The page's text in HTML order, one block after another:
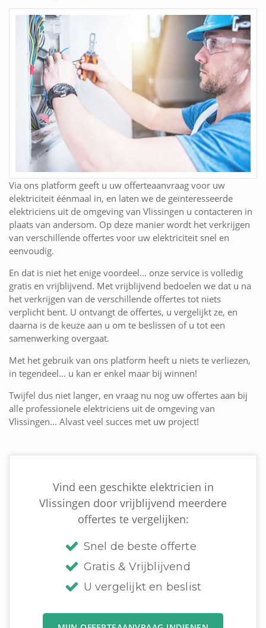
Via ons platform geeft u uw offerteaanvraag voor uw
elektriciteit éénmaal in, en laten we de geïnteresseerde
elektriciens uit de omgeving van Vlissingen u contacteren in
plaats van andersom. Op deze manier wordt het verkrijgen
van verschillende offertes voor uw elektriciteit snel en
eenvoudig.
En dat is niet het enige voordeel... onze service is volledig
gratis en vrijblijvend. Met vrijblijvend bedoelen we dat u na
het verkrijgen van de verschillende offertes tot niets
verplicht bent. U ontvangt de offertes, u vergelijkt ze, en
daarna is de keuze aan u om te beslissen of u tot een
samenwerking overgaat.
Met het gebruik van ons platform heeft u niets te verliezen,
in tegendeel... u kan er enkel maar bij winnen!
Twijfel dus niet langer, en vraag nu nog uw offertes aan bij
alle professionele elektriciens uit de omgeving van
Vlissingen... Alvast veel succes met uw project!
Vind een geschikte elektricien in
Vlissingen door vrijblijvend meerdere
offertes te vergelijken:
Snel de beste offerte
Gratis & Vrijblijvend
U vergelijkt en beslist